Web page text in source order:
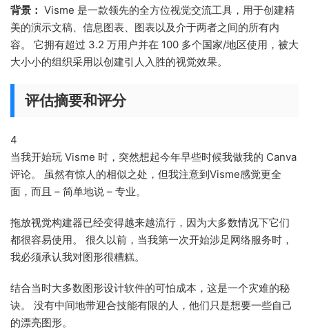
背景： Visme 是一款领先的全方位视觉交流工具，用于创建精
美的演示文稿、信息图表、图表以及介于两者之间的所有内
容。 它拥有超过 3.2 万用户并在 100 多个国家/地区使用，被大
大小小的组织采用以创建引人入胜的视觉效果。
评估摘要和评分
4
当我开始玩 Visme 时，突然想起今年早些时候我做我的 Canva
评论。 虽然有惊人的相似之处，但我注意到Visme感觉更全
面，而且 – 简单地说 – 专业。
拖放视觉构建器已经变得越来越流行，因为大多数情况下它们
都很容易使用。 很久以前，当我第一次开始涉足网络服务时，
我必须承认我对图形很糟糕。
结合当时大多数图形设计软件的可怕成本，这是一个灾难的秘
诀。 没有中间地带迎合技能有限的人，他们只是想要一些自己
的漂亮图形。